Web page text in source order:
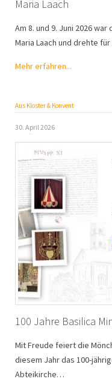
Maria Laach
Am 8. und 9. Juni 2026
Maria Laach und drehte
Mehr erfahren...
Aus Kloster & Konvent
30. April 2026
100 Jahre Basilica
Mit Freude feiert die
diesem Jahr das 100-
Abteikirche…